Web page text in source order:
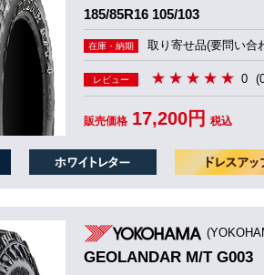
185/85R16 105/103
在庫・納期 取り寄せ品(要問い合
レビュー 0
販売価格 17,200円 税込
GEOLANDAR M/T G003